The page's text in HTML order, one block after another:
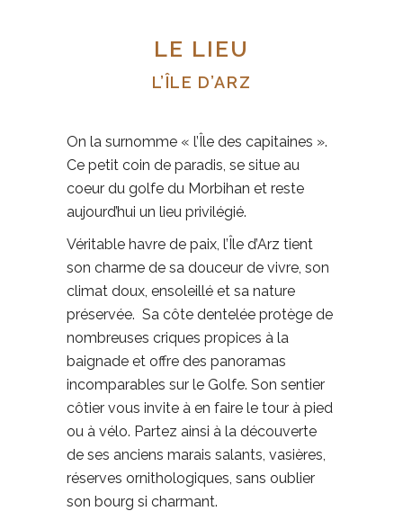
LE LIEU
L’ÎLE D’ARZ
On la surnomme « l’Île des capitaines ».
Ce petit coin de paradis, se situe au
coeur du golfe du Morbihan et reste
aujourd’hui un lieu privilégié.
Véritable havre de paix, l’Île d’Arz tient
son charme de sa douceur de vivre, son
climat doux, ensoleillé et sa nature
préservée. Sa côte dentelée protège de
nombreuses criques propices à la
baignade et offre des panoramas
incomparables sur le Golfe. Son sentier
côtier vous invite à en faire le tour à pied
ou à vélo. Partez ainsi à la découverte
de ses anciens marais salants, vasières,
réserves ornithologiques, sans oublier
son bourg si charmant.